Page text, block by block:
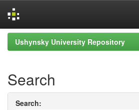
Skip
navigation
Ushynsky University Repository
Search
Search: